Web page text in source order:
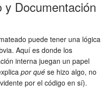
y Documentación
puede tener una lógica
Aquí es donde los
interna juegan un papel
por qué se hizo algo, no
por el código en sí).